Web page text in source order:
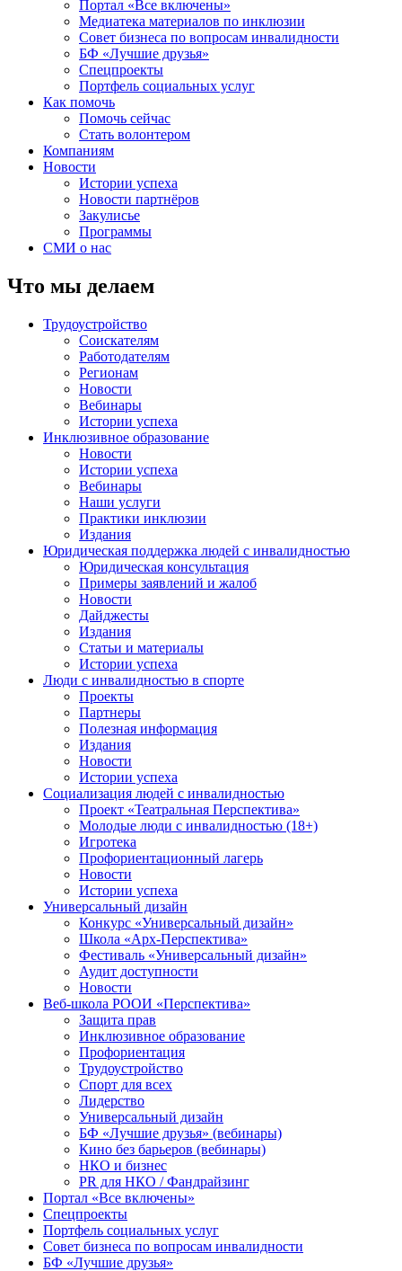
Портал «Все включены»
Медиатека материалов по инклюзии
Совет бизнеса по вопросам инвалидности
БФ «Лучшие друзья»
Спецпроекты
Портфель социальных услуг
Как помочь
Помочь сейчас
Стать волонтером
Компаниям
Новости
Истории успеха
Новости партнёров
Закулисье
Программы
СМИ о нас
Что мы делаем
Трудоустройство
Соискателям
Работодателям
Регионам
Новости
Вебинары
Истории успеха
Инклюзивное образование
Новости
Истории успеха
Вебинары
Наши услуги
Практики инклюзии
Издания
Юридическая поддержка людей с инвалидностью
Юридическая консультация
Примеры заявлений и жалоб
Новости
Дайджесты
Издания
Статьи и материалы
Истории успеха
Люди с инвалидностью в спорте
Проекты
Партнеры
Полезная информация
Издания
Новости
Истории успеха
Социализация людей с инвалидностью
Проект «Театральная Перспектива»
Молодые люди с инвалидностью (18+)
Игротека
Профориентационный лагерь
Новости
Истории успеха
Универсальный дизайн
Конкурс «Универсальный дизайн»
Школа «Арх-Перспектива»
Фестиваль «Универсальный дизайн»
Аудит доступности
Новости
Веб-школа РООИ «Перспектива»
Защита прав
Инклюзивное образование
Профориентация
Трудоустройство
Спорт для всех
Лидерство
Универсальный дизайн
БФ «Лучшие друзья» (вебинары)
Кино без барьеров (вебинары)
НКО и бизнес
PR для НКО / Фандрайзинг
Портал «Все включены»
Спецпроекты
Портфель социальных услуг
Совет бизнеса по вопросам инвалидности
БФ «Лучшие друзья»